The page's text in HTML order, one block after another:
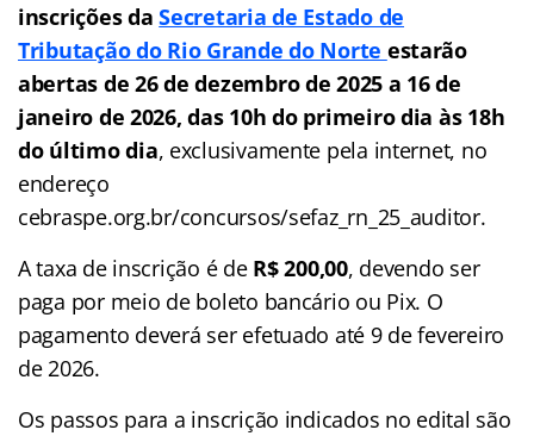
inscrições daSecretaria de Estado de
Tributação do Rio Grande do Norte estarão
abertas de 26 de dezembro de 2025 a 16 de
janeiro de 2026, das 10h do primeiro dia às 18h
do último dia, exclusivamente pela internet, no
endereço
cebraspe.org.br/concursos/sefaz_rn_25_auditor.
A taxa de inscrição é de R$ 200,00, devendo ser
paga por meio de boleto bancário ou Pix. O
pagamento deverá ser efetuado até 9 de fevereiro
de 2026.
Os passos para a inscrição indicados no edital são